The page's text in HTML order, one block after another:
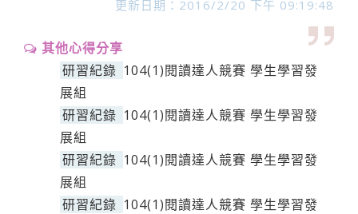
更新日期：2016/2/20 下午 09:19:48
其他心得分享
研習紀錄 104(1)閱讀達人競賽 學生學習發
展組
研習紀錄 104(1)閱讀達人競賽 學生學習發
展組
研習紀錄 104(1)閱讀達人競賽 學生學習發
展組
研習紀錄 104(1)閱讀達人競賽 學生學習發